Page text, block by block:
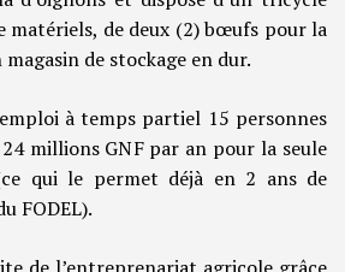
de deux (2) bœufs pour la
de stockage en dur.
à temps partiel 15 personnes
millions GNF par an pour la seule
qui le permet déjà en 2 ans de
FODEL).